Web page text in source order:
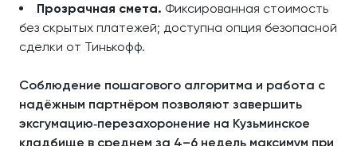
Прозрачная смета. Фиксированная стоимость
без скрытых платежей; доступна опция безопасной
сделки от Тинькофф.
Соблюдение пошагового алгоритма и работа с
надёжным партнёром позволяют завершить
эксгумацию‑перезахоронение на Кузьминское
кладбище в среднем за 4–6 недель максимум при